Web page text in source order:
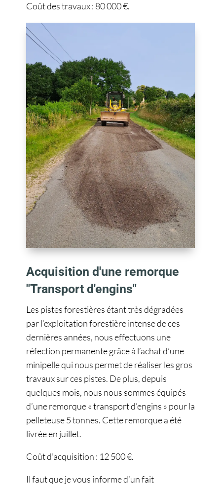
Coût des travaux : 80 000 €.
Acquisition d'une remorque
"Transport d'engins"
Les pistes forestières étant très dégradées
par l’exploitation forestière intense de ces
dernières années, nous effectuons une
réfection permanente grâce à l’achat d’une
minipelle qui nous permet de réaliser les gros
travaux sur ces pistes. De plus, depuis
quelques mois, nous nous sommes équipés
d’une remorque « transport d’engins » pour la
pelleteuse 5 tonnes. Cette remorque a été
livrée en juillet.
Coût d’acquisition : 12 500 €.
Il faut que je vous informe d’un fait